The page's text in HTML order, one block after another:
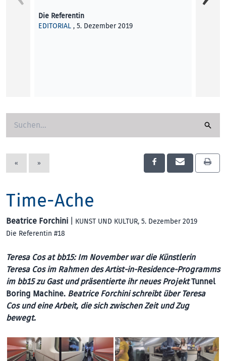
Die Referentin
EDITORIAL , 5. Dezember 2019
« »
Time-Ache
Beatrice Forchini KUNST UND KULTUR, 5. Dezember 2019
Die Referentin #18
Teresa Cos at bb15: Im November war die Künstlerin
Teresa Cos im Rahmen des Artist-in-Residence-Programms
im bb15 zu Gast und präsentierte ihr neues ProjektTunnel
Boring Machine. Beatrice Forchini schreibt über Teresa
Cos und eine Arbeit, die sich zwischen Zeit und Zug
bewegt.